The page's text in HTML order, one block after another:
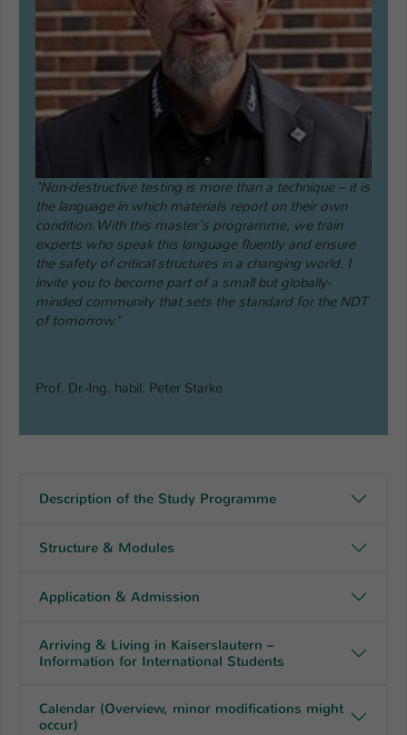
"Non-destructive testing is more than a technique – it is
the language in which materials report on their own
condition. With this master's programme, we train
experts who speak this language fluently and ensure
the safety of critical structures in a changing world. I
invite you to become part of a small but globally-
minded community that sets the standard for the NDT
of tomorrow."
Prof. Dr.-Ing. habil. Peter Starke
Description of the Study Programme
Structure & Modules
Application & Admission
Arriving & Living in Kaiserslautern –
Information for International Students
Calendar (Overview, minor modifications might
occur)